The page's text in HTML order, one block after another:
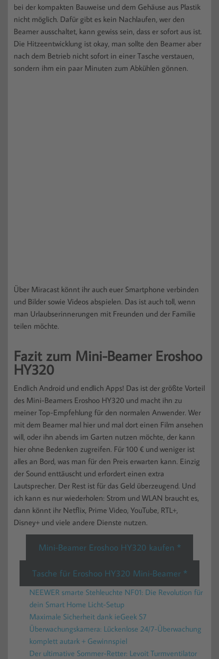
bei der kompakten Bauweise und dem Gehäuse aus Plastik
nicht möglich. Dafür gibt es kein Nachlaufen, wer den
Beamer ausschaltet, kann gewiss sein, dass er sofort aus ist.
Die Hitzeentwicklung ist okay, man sollte den Beamer aber
nach dem Betrieb nicht sofort in einer Tasche verstauen,
sondern ihm ein paar Minuten zum Abkühlen gönnen.
Über Miracast könnt ihr auch euer Smartphone verbinden
und Bilder sowie Videos abspielen. Das ist auch toll, wenn
man Urlaubserinnerungen mit Freunden und der Familie
teilen möchte.
Fazit zum Mini-Beamer Eroshoo
HY320
Endlich Android und endlich Apps! Das ist der größte Vorteil
des Mini-Beamers Eroshoo HY320 und macht ihn zu
meiner Top-Empfehlung für den normalen Anwender. Wer
mit dem Beamer mal hier und mal dort einen Film ansehen
will, oder ihn abends im Garten nutzen möchte, der kann
hier ohne Bedenken zugreifen. Für 100 € und weniger ist
alles an Bord, was man für den Preis erwarten kann. Einzig
der Sound enttäuscht und erfordert einen extra
Lautsprecher. Der Rest ist für das Geld überzeugend. Und
ich kann es nur wiederholen: Strom und WLAN braucht es,
dann könnt ihr Netflix, Prime Video, YouTube, RTL+,
Disney+ und viele andere Dienste nutzen.
Mini-Beamer Eroshoo HY320 kaufen *
Tasche für Eroshoo HY320 Mini-Beamer *
NEEWER smarte Stehleuchte NF01: Die Revolution für
dein Smart Home Licht-Setup
Maximale Sicherheit dank ieGeek S7
Überwachungskamera: Lückenlose 24/7-Überwachung
komplett autark + Gewinnspiel
Der ultimative Sommer-Retter: Levoit Turmventilator